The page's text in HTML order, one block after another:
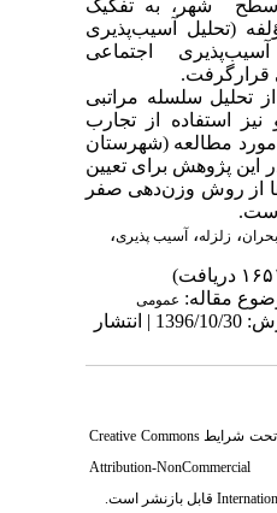
سطح شهر، به
تفکیک
(تحلیل
آسیب‌پذیری
آسیب‌پذیری
اجتماعی
قرارگرفت.
از تحلیل سلسله مراتبی
نیز استفاده از
تجارب
مورد مطالعه (شهرستان
این پژوهش برای تعیین
از روش وزندهی صفر
است.
، زلزله،آسیب پذیری،
مقاله: عمومى
دریافت: 1396/9/7 | پذیرش: 1396/10/30 | انتشار
تحت شرایطCreative Commons
Attribution-
قابل بازنشر است.